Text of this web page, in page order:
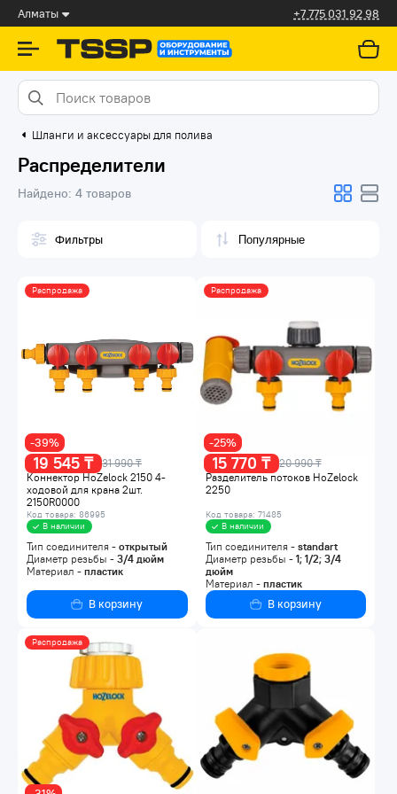
Алматы +7 775 031 92 98
Шланги и аксессуары для полива
Распределители
Найдено: 4 товаров
Фильтры
Распродажа
19 545 ₸ 31 990 ₸
-39%
Коннектор HoZelock 2150 4-
ходовой для крана 2шт.
2150R0000
Код товара: 86995
В наличии
Тип соединителя - открытый
Диаметр резьбы - 3/4 дюйм
Материал - пластик
В корзину
Распродажа
15 770 ₸ 20 990 ₸
-25%
Разделитель потоков HoZelock
2250
Код товара: 71485
В наличии
Тип соединителя - standart
Диаметр резьбы - 1; 1/2; 3/4
дюйм
Материал - пластик
В корзину
Распродажа